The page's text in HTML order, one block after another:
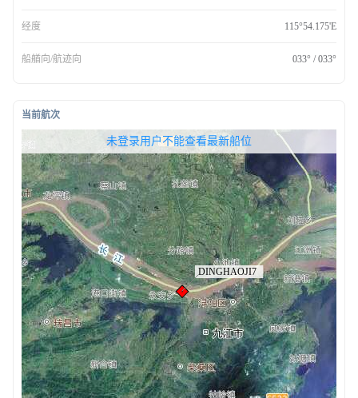
经度 115°54.175'E
船艏向/航迹向 033° / 033°
当前航次
未登录用户不能查看最新船位
无权查看最新船位，请联系开通